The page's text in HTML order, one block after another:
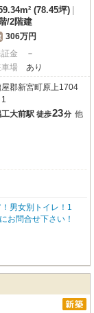
(78.45坪)
/2階建
306万円
金
－
場
あり
屋郡新宮町原上1704
1
大前駅 徒歩23分 他
男女別トイレ！1
問合せ下さい！